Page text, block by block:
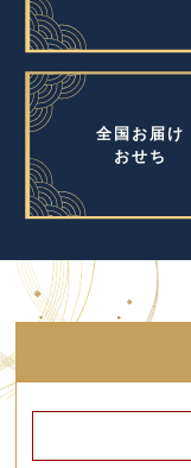
全国お届け
おせち